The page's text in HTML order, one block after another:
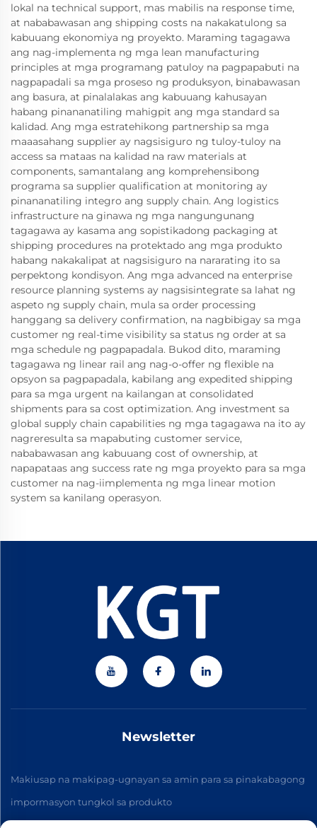
lokal na technical support, mas mabilis na response time,
at nababawasan ang shipping costs na nakakatulong sa
kabuuang ekonomiya ng proyekto. Maraming tagagawa
ang nag-implementa ng mga lean manufacturing
principles at mga programang patuloy na pagpapabuti na
nagpapadali sa mga proseso ng produksyon, binabawasan
ang basura, at pinalalakas ang kabuuang kahusayan
habang pinananatiling mahigpit ang mga standard sa
kalidad. Ang mga estratehikong partnership sa mga
maaasahang supplier ay nagsisiguro ng tuloy-tuloy na
access sa mataas na kalidad na raw materials at
components, samantalang ang komprehensibong
programa sa supplier qualification at monitoring ay
pinananatiling integro ang supply chain. Ang logistics
infrastructure na ginawa ng mga nangungunang
tagagawa ay kasama ang sopistikadong packaging at
shipping procedures na protektado ang mga produkto
habang nakakalipat at nagsisiguro na nararating ito sa
perpektong kondisyon. Ang mga advanced na enterprise
resource planning systems ay nagsisintegrate sa lahat ng
aspeto ng supply chain, mula sa order processing
hanggang sa delivery confirmation, na nagbibigay sa mga
customer ng real-time visibility sa status ng order at sa
mga schedule ng pagpapadala. Bukod dito, maraming
tagagawa ng linear rail ang nag-o-offer ng flexible na
opsyon sa pagpapadala, kabilang ang expedited shipping
para sa mga urgent na kailangan at consolidated
shipments para sa cost optimization. Ang investment sa
global supply chain capabilities ng mga tagagawa na ito ay
nagreresulta sa mapabuting customer service,
nababawasan ang kabuuang cost of ownership, at
napapataas ang success rate ng mga proyekto para sa mga
customer na nag-iimplementa ng mga linear motion
system sa kanilang operasyon.
Newsletter
Makiusap na makipag-ugnayan sa amin para sa pinakabagong
impormasyon tungkol sa produkto